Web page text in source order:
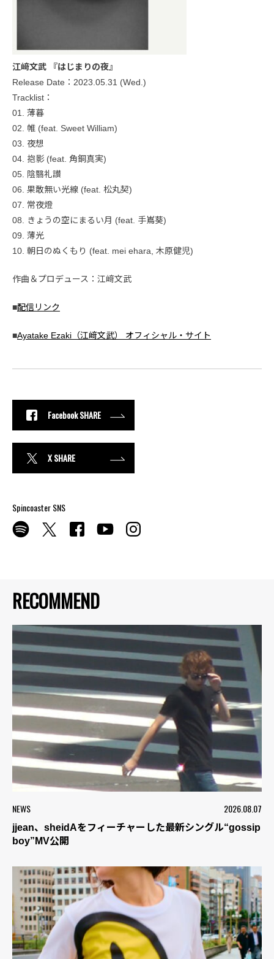
RECOMMEND
NEWS 2026.08.07
jjean、sheidAをフィーチャーした最新シングル“gossip
boy”MV公開
江﨑文武 『はじまりの夜』
Release Date：2023.05.31 (Wed.)
Tracklist：
01. 薄暮
02. 帷 (feat. Sweet William)
03. 夜想
04. 抱影 (feat. 角銅真実)
05. 陰翳礼讃
06. 果敢無い光線 (feat. 松丸契)
07. 常夜燈
08. きょうの空にまるい月 (feat. 手嶌葵)
09. 薄光
10. 朝日のぬくもり (feat. mei ehara, 木原健児)
作曲＆プロデュース：江﨑文武
■配信リンク
■Ayatake Ezaki（江﨑文武） オフィシャル・サイト
Facebook SHARE
X SHARE
Spincoaster SNS